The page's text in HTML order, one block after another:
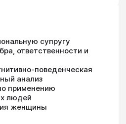
супругу
ответственности и
поведенческая
анализ
применению
людей
женщины